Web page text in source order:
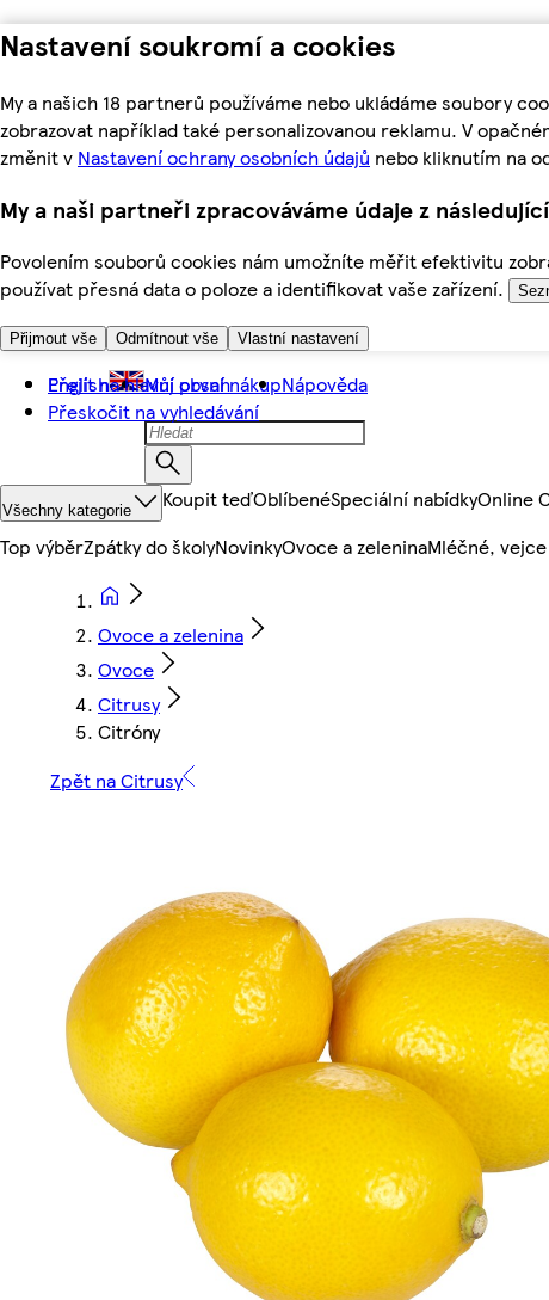
Nastavení soukromí a cookies
My a našich 18 partnerů používáme nebo ukládáme soubory
zobrazovat například také personalizovanou reklamu. V
změnit v Nastavení ochrany osobních údajů nebo kliknutím na
My a naši partneři zpracováváme údaje z
Povolením souborů cookies nám umožníte měřit efektivitu
používat přesná data o poloze a identifikovat vaše zařízení.
Přijmout vše Odmítnout vše Vlastní nastavení
Přejít na hlavní obsah
Přeskočit na vyhledávání
English Můj první nákupNápověda
Všechny kategorie Koupit teďOblíbenéSpeciální nabídkyOnline
Top výběrZpátky do školyNovinkyOvoce a zeleninaMléčné,
Ovoce a zelenina
Ovoce
Citrusy
Citróny
Zpět na Citrusy